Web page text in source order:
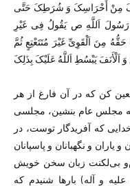
مِنْ أَحْرَاسِکَ وَ شُرَطِکَ حَتَّى
رَسُولَ اَللَّهِ ص یَقُولُ فِی غَیْرِ
مِنَ اَلْقَوِیِّ غَیْرَ مُتَتَعْتِعٍ ثُمَّ
اَلْأَنَفَ یَبْسُطِ اَللَّهُ عَلَیْکَ بِذَلِکَ
کن که در آن فارغ از هر
به مجلس عام بنشین، مجلسی
که آفریدگار توست، در
یاران و نگهبانان و پاسپانان
بی‌لکنت زبان سخن خویش
و آله) بار‌ها شنیدم که